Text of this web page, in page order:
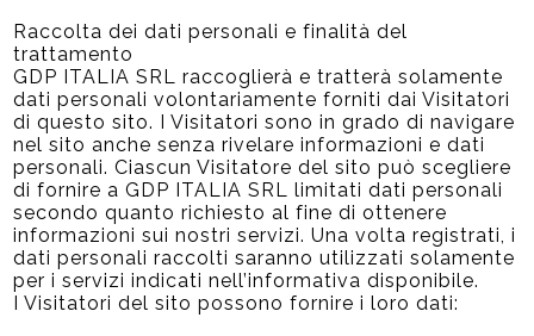
Raccolta dei dati personali e finalità del
trattamento
GDP ITALIA SRL raccoglierà e tratterà solamente
dati personali volontariamente forniti dai Visitatori
di questo sito. I Visitatori sono in grado di navigare
nel sito anche senza rivelare informazioni e dati
personali. Ciascun Visitatore del sito può scegliere
di fornire a GDP ITALIA SRL limitati dati personali
secondo quanto richiesto al fine di ottenere
informazioni sui nostri servizi. Una volta registrati, i
dati personali raccolti saranno utilizzati solamente
per i servizi indicati nell’informativa disponibile.
I Visitatori del sito possono fornire i loro dati: